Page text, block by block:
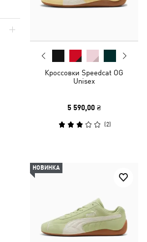
Кроссовки Speedcat OG
Unisex
5 590,00 ₴
(2)
НОВИНКА